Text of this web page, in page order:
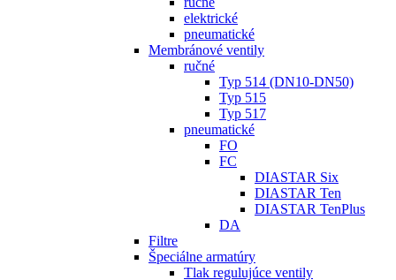
elektrické
pneumatické
Membránové ventily
ručné
Typ 514 (DN10-DN50)
Typ 515
Typ 517
pneumatické
FO
FC
DIASTAR Six
DIASTAR Ten
DIASTAR TenPlus
DA
Filtre
Špeciálne armatúry
Tlak regulujúce ventily